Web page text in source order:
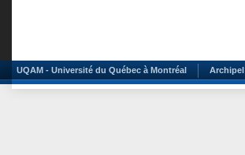
UQAM - Université du Québec à Montréal Archipel